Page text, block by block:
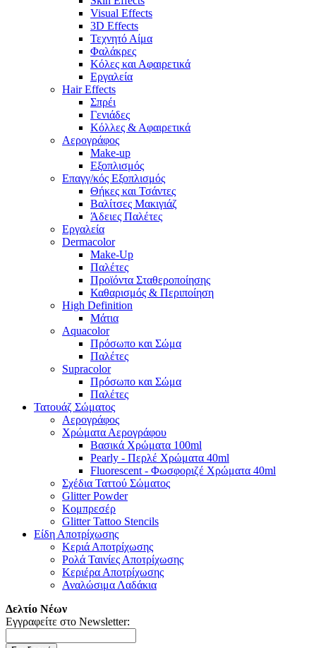
Visual Effects
3D Effects
Τεχνητό Αίμα
Φαλάκρες
Κόλες και Αφαιρετικά
Εργαλεία
Hair Effects
Σπρέι
Γενιάδες
Κόλλες & Αφαιρετικά
Αερογράφος
Make-up
Εξοπλισμός
Επαγγ/κός Εξοπλισμός
Θήκες και Τσάντες
Βαλίτσες Μακιγιάζ
Άδειες Παλέτες
Εργαλεία
Dermacolor
Make-Up
Παλέτες
Προϊόντα Σταθεροποίησης
Καθαρισμός & Περιποίηση
High Definition
Μάτια
Aquacolor
Πρόσωπο και Σώμα
Παλέτες
Supracolor
Πρόσωπο και Σώμα
Παλέτες
Τατουάζ Σώματος
Αερογράφος
Χρώματα Αερογράφου
Βασικά Χρώματα 100ml
Pearly - Περλέ Χρώματα 40ml
Fluorescent - Φωσφοριζέ Χρώματα 40ml
Σχέδια Ταττού Σώματος
Glitter Powder
Κομπρεσέρ
Glitter Tattoo Stencils
Είδη Αποτρίχωσης
Κεριά Αποτρίχωσης
Ρολά Ταινίες Αποτρίχωσης
Κεριέρα Αποτρίχωσης
Αναλώσιμα Λαδάκια
Δελτίο Νέων
Εγγραφείτε στο Newsletter: